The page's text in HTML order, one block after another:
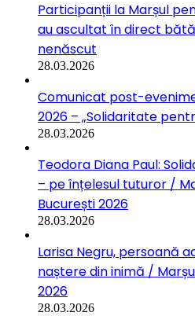
Participanții la Marșul
au ascultat în direct
nenăscut
28.03.2026
Comunicat post-
2026 – „Solidaritate
28.03.2026
Teodora Diana Paul:
– pe înțelesul tuturor /
București 2026
28.03.2026
Larisa Negru, persoană
naștere din inimă /
2026
28.03.2026